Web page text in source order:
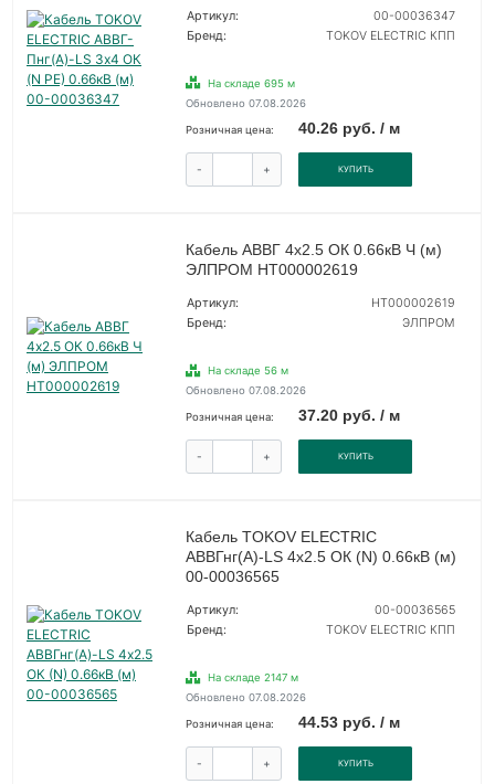
Артикул:
00-00036347
Бренд:
TOKOV ELECTRIC КПП
На складе 695 м
Обновлено 07.08.2026
Розничная цена: 40.26 руб. / м
- + КУПИТЬ
Кабель АВВГ 4х2.5 ОК 0.66кВ Ч (м)
ЭЛПРОМ НТ000002619
Артикул:
НТ000002619
Бренд:
ЭЛПРОМ
На складе 56 м
Обновлено 07.08.2026
Розничная цена: 37.20 руб. / м
- + КУПИТЬ
Кабель TOKOV ELECTRIC
АВВГнг(А)-LS 4х2.5 ОК (N) 0.66кВ (м)
00-00036565
Артикул:
00-00036565
Бренд:
TOKOV ELECTRIC КПП
На складе 2147 м
Обновлено 07.08.2026
Розничная цена: 44.53 руб. / м
- + КУПИТЬ